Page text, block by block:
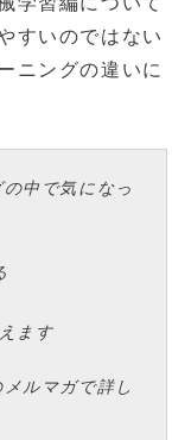
すいのではない
ニングの違いに
中で気になっ
ます
ルマガで詳し